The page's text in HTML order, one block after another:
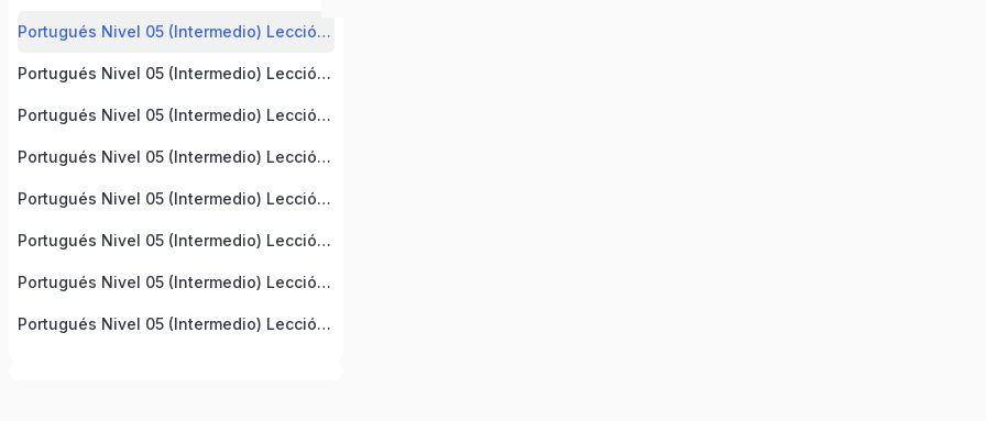
Portugués Nivel 05 (Intermedio) Lección 3
Portugués Nivel 05 (Intermedio) Lección 4
Portugués Nivel 05 (Intermedio) Lección 5
Portugués Nivel 05 (Intermedio) Lección 6
Portugués Nivel 05 (Intermedio) Lección 7
Portugués Nivel 05 (Intermedio) Lección 8
Portugués Nivel 05 (Intermedio) Lección 9
Portugués Nivel 05 (Intermedio) Lección 10